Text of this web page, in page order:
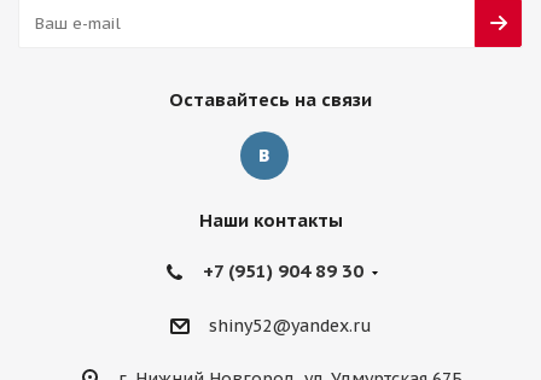
Оставайтесь на связи
Наши контакты
+7 (951) 904 89 30
shiny52@yandex.ru